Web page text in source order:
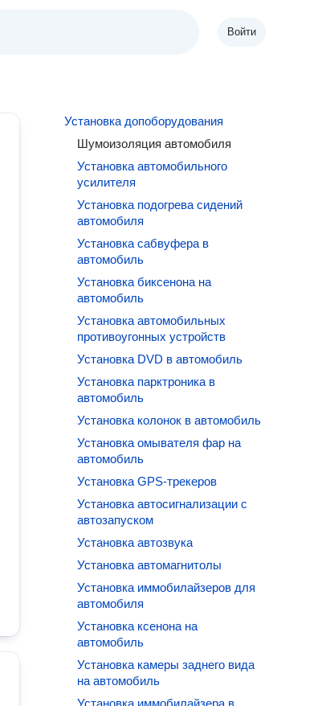
Войти
Установка допоборудования
Шумоизоляция автомобиля
Установка автомобильного
усилителя
Установка подогрева сидений
автомобиля
Установка сабвуфера в
автомобиль
Установка биксенона на
автомобиль
Установка автомобильных
противоугонных устройств
Установка DVD в автомобиль
Установка парктроника в
автомобиль
Установка колонок в автомобиль
Установка омывателя фар на
автомобиль
Установка GPS-трекеров
Установка автосигнализации с
автозапуском
Установка автозвука
Установка автомагнитолы
Установка иммобилайзеров для
автомобиля
Установка ксенона на
автомобиль
Установка камеры заднего вида
на автомобиль
Установка иммобилайзера в